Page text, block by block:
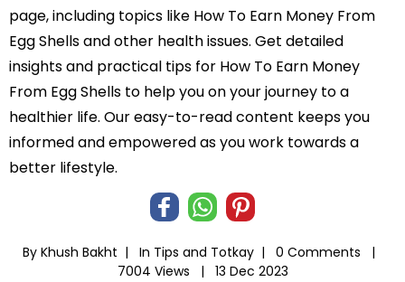
page, including topics like How To Earn Money From
Egg Shells and other health issues. Get detailed
insights and practical tips for How To Earn Money
From Egg Shells to help you on your journey to a
healthier life. Our easy-to-read content keeps you
informed and empowered as you work towards a
better lifestyle.
By Khush Bakht | In Tips and Totkay |
0 Comments |
7004 Views |
13 Dec 2023